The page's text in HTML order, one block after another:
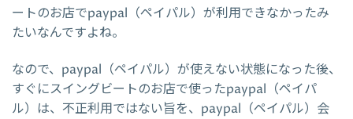
ートのお店でpaypal（ペイパル）が利用できなかったみ
たいなんですよね。
なので、paypal（ペイパル）が使えない状態になった後、
すぐにスイングビートのお店で使ったpaypal（ペイパ
ル）は、不正利用ではない旨を、paypal（ペイパル）会